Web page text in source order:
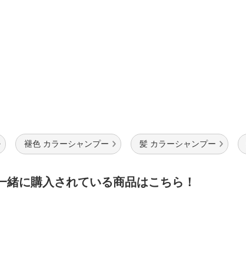
褪色 カラーシャンプー 髪 カラーシャンプー
に購入されている商品はこちら！